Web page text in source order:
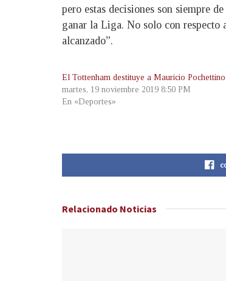
pero estas decisiones son siempre
ganar la Liga. No solo con respecto
alcanzado”.
El Tottenham destituye a Mauricio Pochettino
martes, 19 noviembre 2019 8:50 PM
En «Deportes»
Relacionado Noticias